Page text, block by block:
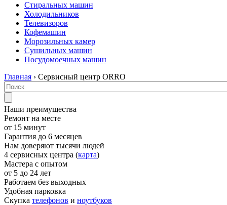
Стиральных машин
Холодильников
Телевизоров
Кофемашин
Морозильных камер
Сушильных машин
Посудомоечных машин
Главная › Сервисный центр ORRO
Наши преимущества
Ремонт на месте
от 15 минут
Гарантия до 6 месяцев
Нам доверяют тысячи людей
4 сервисных центра (карта)
Мастера с опытом
от 5 до 24 лет
Работаем без выходных
Удобная парковка
Скупка телефонов и ноутбуков